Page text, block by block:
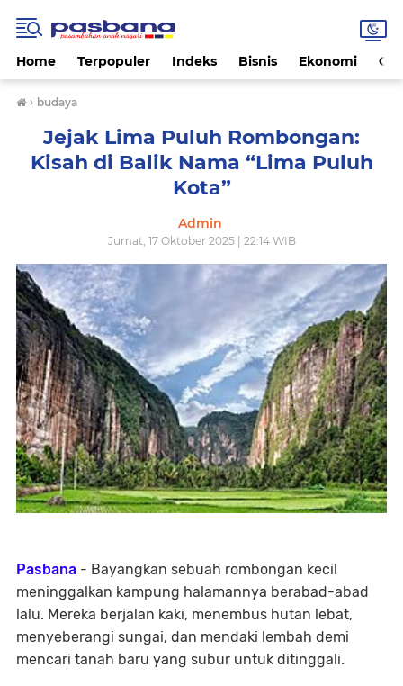
Home Terpopuler Indeks Bisnis Ekonomi
› budaya
Jejak Lima Puluh Rombongan:
Kisah di Balik Nama “Lima Puluh
Kota”
Admin
Jumat, 17 Oktober 2025 | 22:14 WIB
Pasbana - Bayangkan sebuah rombongan kecil
meninggalkan kampung halamannya berabad-abad
lalu. Mereka berjalan kaki, menembus hutan lebat,
menyeberangi sungai, dan mendaki lembah demi
mencari tanah baru yang subur untuk ditinggali.